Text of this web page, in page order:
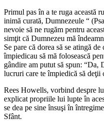
Primul pas în a te ruga această
inimă curată, Dumnezeule “
nevoie să ne rugăm pentru
simţit că Dumnezeu mă
Se pare că dorea să se atingă
împiedicau să mă folosească
gândire am putut să spun: “Da,
lucruri care te împiedică să
Rees Howells, vorbind despre
explicat propriile lui lupte în
se dea pe sine însuşi în
Sfânt.